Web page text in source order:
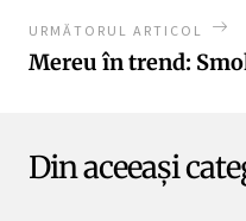
URMĂTORUL ARTICOL
Mereu în trend:
Din aceeași